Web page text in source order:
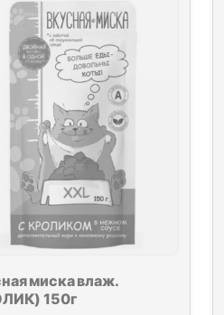
миска влаж.
150г